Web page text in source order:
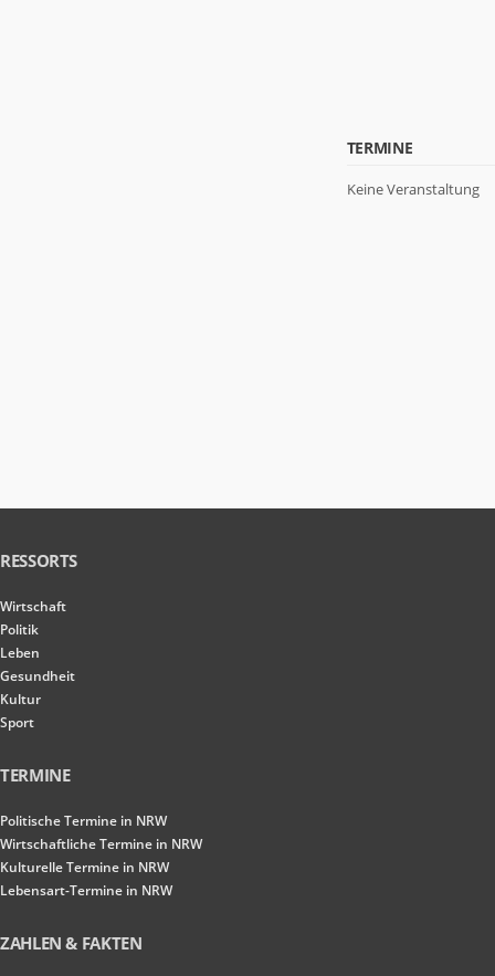
TERMINE
Keine Veranstaltung
RESSORTS
Wirtschaft
Politik
Leben
Gesundheit
Kultur
Sport
TERMINE
Politische Termine in NRW
Wirtschaftliche Termine in NRW
Kulturelle Termine in NRW
Lebensart-Termine in NRW
ZAHLEN & FAKTEN